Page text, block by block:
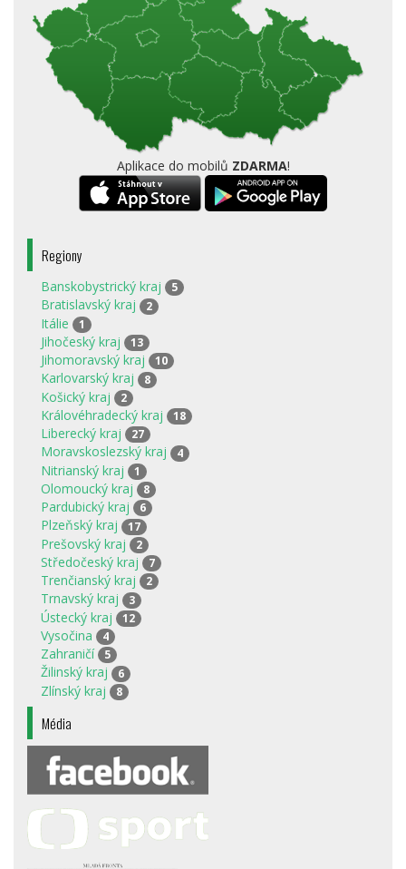
Aplikace do mobilů ZDARMA!
Regiony
Banskobystrický kraj 5
Bratislavský kraj 2
Itálie 1
Jihočeský kraj 13
Jihomoravský kraj 10
Karlovarský kraj 8
Košický kraj 2
Královéhradecký kraj 18
Liberecký kraj 27
Moravskoslezský kraj 4
Nitrianský kraj 1
Olomoucký kraj 8
Pardubický kraj 6
Plzeňský kraj 17
Prešovský kraj 2
Středočeský kraj 7
Trenčianský kraj 2
Trnavský kraj 3
Ústecký kraj 12
Vysočina 4
Zahraničí 5
Žilinský kraj 6
Zlínský kraj 8
Média